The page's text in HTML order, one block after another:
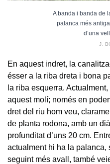
A banda i banda de
palanca més
d’una
J.
En aquest indret, la
ésser a la riba dreta i bona
la riba esquerra.
aquest molí; només en
dret del riu hom veu,
de planta rodona, amb un
profunditat d’uns 20 cm.
actualment hi ha la palanca,
seguint més avall, també